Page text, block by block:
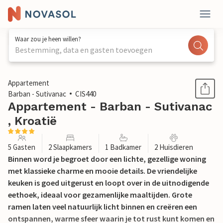
Waar zou je heen willen?
Bestemming, data en gasten toevoegen
1 / 19
Appartement
Barban - Sutivanac
CIS440
Appartement - Barban - Sutivanac
, Kroatië
5 Gasten 2 Slaapkamers 1 Badkamer 2 Huisdieren
Binnen word je begroet door een lichte, gezellige woning
met klassieke charme en mooie details. De vriendelijke
keuken is goed uitgerust en loopt over in de uitnodigende
eethoek, ideaal voor gezamenlijke maaltijden. Grote
ramen laten veel natuurlijk licht binnen en creëren een
ontspannen, warme sfeer waarin je tot rust kunt komen en